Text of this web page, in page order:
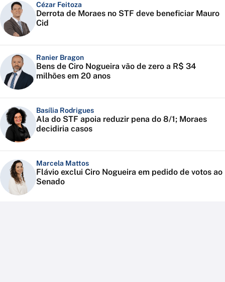
Cézar Feitoza
Derrota de Moraes no STF deve beneficiar Mauro
Cid
Ranier Bragon
Bens de Ciro Nogueira vão de zero a R$ 34
milhões em 20 anos
Basília Rodrigues
Ala do STF apoia reduzir pena do 8/1; Moraes
decidiria casos
Marcela Mattos
Flávio exclui Ciro Nogueira em pedido de votos ao
Senado